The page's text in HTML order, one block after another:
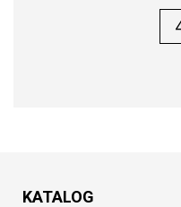
KATALOG